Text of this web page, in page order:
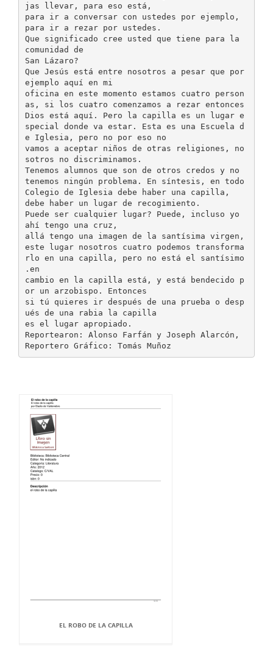
jas llevar, para eso está,
para ir a conversar con ustedes por ejemplo,
para ir a rezar por ustedes.
Que significado cree usted que tiene para la
comunidad de
San Lázaro?
Que Jesús está entre nosotros a pesar que por
ejemplo aquí en mi
oficina en este momento estamos cuatro person
as, si los cuatro comenzamos a rezar entonces
Dios está aquí. Pero la capilla es un lugar e
special donde va estar. Esta es una Escuela d
e Iglesia, pero no por eso no
vamos a aceptar niños de otras religiones, no
sotros no discriminamos.
Tenemos alumnos que son de otros credos y no
tenemos ningún problema. En síntesis, en todo
Colegio de Iglesia debe haber una capilla,
debe haber un lugar de recogimiento.
Puede ser cualquier lugar? Puede, incluso yo
ahí tengo una cruz,
allá tengo una imagen de la santísima virgen,
este lugar nosotros cuatro podemos transforma
rlo en una capilla, pero no está el santísimo
.en
cambio en la capilla está, y está bendecido p
or un arzobispo. Entonces
si tú quieres ir después de una prueba o desp
ués de una rabia la capilla
es el lugar apropiado.
Reportearon: Alonso Farfán y Joseph Alarcón,
EL ROBO DE LA CAPILLA